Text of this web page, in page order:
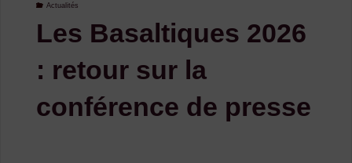
Actualités
Les Basaltiques 2026
: retour sur la
conférence de presse